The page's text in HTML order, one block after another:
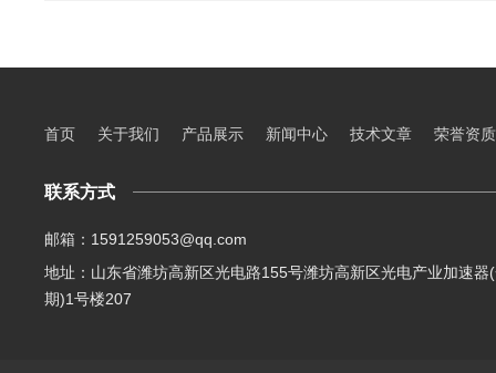
首页 关于我们 产品展示 新闻中心 技术文章 荣誉资质
联系方式
邮箱：1591259053@qq.com
地址：山东省潍坊高新区光电路155号潍坊高新区光电产业加速器
期)1号楼207